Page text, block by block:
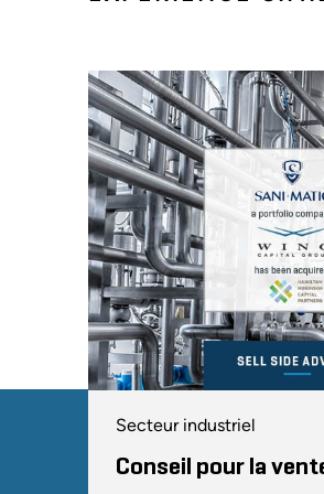
Secteur industriel
Conseil pour la